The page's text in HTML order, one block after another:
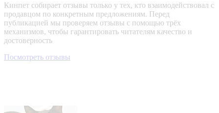
Кинпет собирает отзывы только у тех, кто взаимодействовал с
продавцом по конкретным предложениям. Перед
публикацией мы проверяем отзывы с помощью трёх
механизмов, чтобы гарантировать читателям качество и
достоверность
Посмотреть отзывы